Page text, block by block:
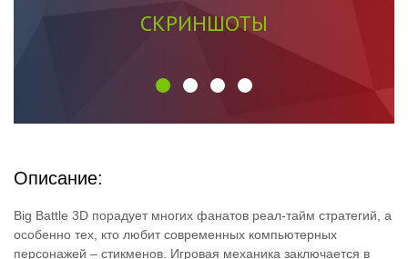
СКРИНШОТЫ
Описание:
Big Battle 3D порадует многих фанатов реал-тайм стратегий, а
особенно тех, кто любит современных компьютерных
персонажей – стикменов. Игровая механика заключается в